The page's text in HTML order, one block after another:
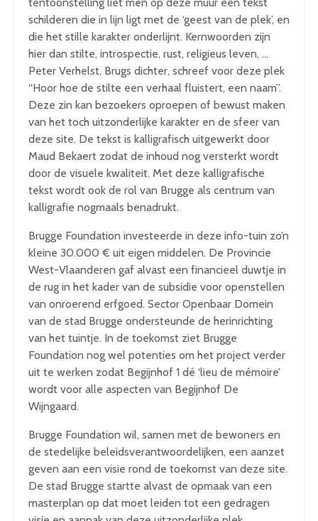
schilderen die in lijn ligt met de ‘geest van de plek’, en
die het stille karakter onderlijnt. Kernwoorden zijn
hier dan stilte, introspectie, rust, religieus leven, …
Peter Verhelst, Brugs dichter, schreef voor deze plek
“Hoor hoe de stilte een verhaal fluistert, een naam”.
Deze zin kan bezoekers oproepen of bewust maken
van het toch uitzonderlijke karakter en de sfeer van
deze site. De tekst is kalligrafisch uitgewerkt door
Maud Bekaert zodat de inhoud nog versterkt wordt
door de visuele kwaliteit. Met deze kalligrafische
tekst wordt ook de rol van Brugge als centrum van
kalligrafie nogmaals benadrukt.
Brugge Foundation investeerde in deze info-tuin zo’n
kleine 30.000 € uit eigen middelen. De Provincie
West-Vlaanderen gaf alvast een financieel duwtje in
de rug in het kader van de subsidie voor openstellen
van onroerend erfgoed. Sector Openbaar Domein
van de stad Brugge ondersteunde de herinrichting
van het tuintje. In de toekomst ziet Brugge
Foundation nog wel potenties om het project verder
uit te werken zodat Begijnhof 1 dé ‘lieu de mémoire’
wordt voor alle aspecten van Begijnhof De
Wijngaard.
Brugge Foundation wil, samen met de bewoners en
de stedelijke beleidsverantwoordelijken, een aanzet
geven aan een visie rond de toekomst van deze site.
De stad Brugge startte alvast de opmaak van een
masterplan op dat moet leiden tot een gedragen